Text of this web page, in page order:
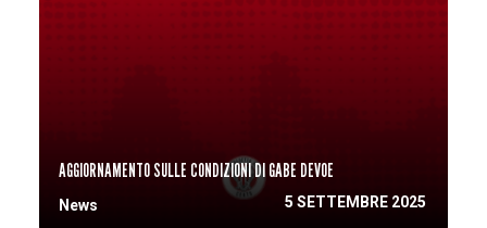
5 SETTEMBRE 2025
AGGIORNAMENTO SULLE CONDIZIONI DI GABE DEVOE
News